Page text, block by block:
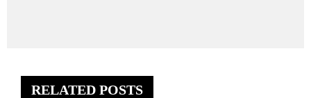
RELATED POSTS